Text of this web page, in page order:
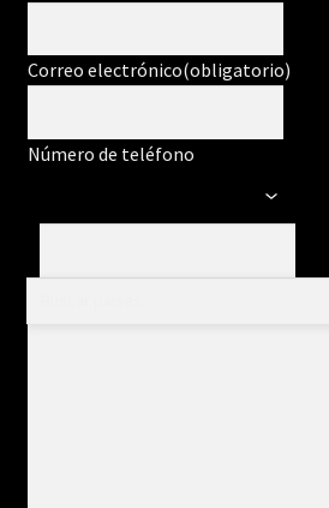
Correo electrónico(obligatorio)
Número de teléfono